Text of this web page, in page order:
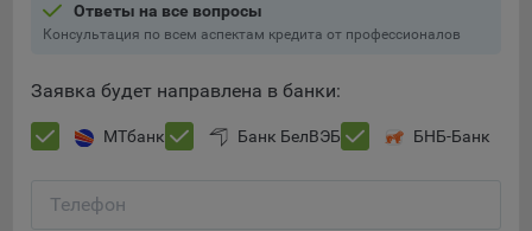
Компании, которым мы поручаем обработку данных для
данной цели:
Яндекса рекламная сеть (Yandex Mobile Ads, ADFOX) -
Europe AG, Werftestrasse 4, CH-6005 Luzern, Switzerland.
предоставляемый компанией Google Ireland Ltd, Gordon
House Barrow Street Dublin 4, D04E5W5 Ireland.
Сохранить мои изменения
Сохранить по умолчанию
Ответы на все вопросы
Консультация по всем аспектам кредита от профессионалов
Заявка будет направлена в банки:
МТбанк Банк БелВЭБ БНБ-Банк
Телефон